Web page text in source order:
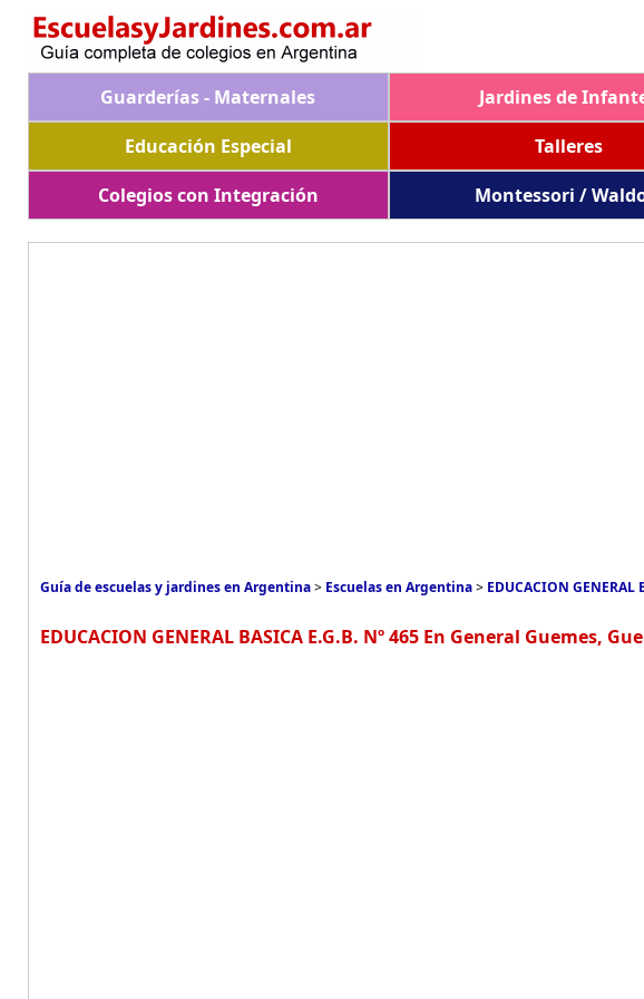
Guarderías - Maternales Jardines de
Educación Especial
Talleres
Colegios con Integración
Montessori /
Guía de escuelas y jardines en Argentina> Escuelas en Argentina> EDUCACION GENERAL
EDUCACION GENERAL BASICA E.G.B. Nº 465 En General Guemes,